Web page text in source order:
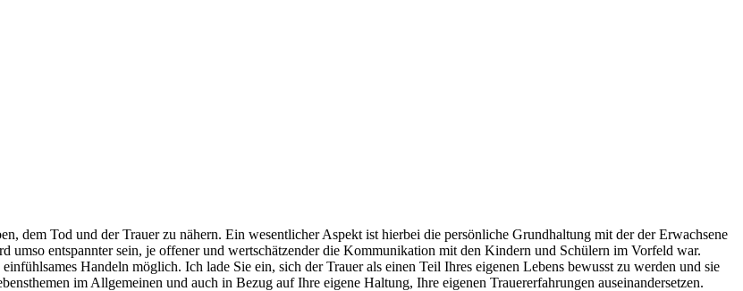
dem Tod und der Trauer zu nähern. Ein wesentlicher Aspekt ist hierbei die persönliche Grundhaltung mit der der Erwachsene
umso entspannter sein, je offener und wertschätzender die Kommunikation mit den Kindern und Schülern im Vorfeld war.
Handeln möglich. Ich lade Sie ein, sich der Trauer als einen Teil Ihres eigenen Lebens bewusst zu werden und sie
im Allgemeinen und auch in Bezug auf Ihre eigene Haltung, Ihre eigenen Trauererfahrungen auseinandersetzen.